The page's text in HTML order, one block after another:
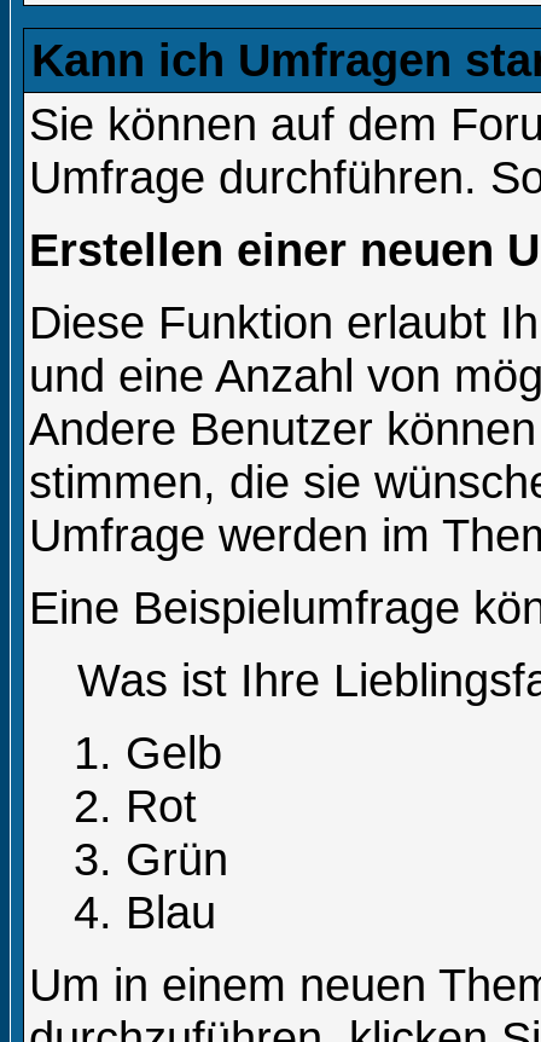
Kann ich Umfragen
Sie können auf dem
Umfrage durchführen.
Erstellen einer neuen
Diese Funktion erlaubt
und eine Anzahl von
Andere Benutzer
stimmen, die sie
Umfrage werden im
Eine Beispielumfrage
Was ist Ihre
Gelb
Rot
Grün
Blau
Um in einem neuen